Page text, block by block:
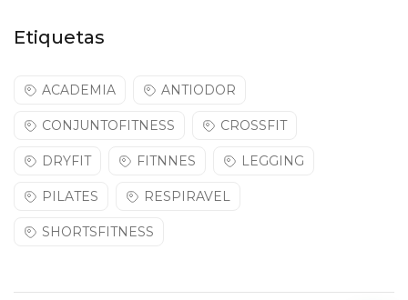
Etiquetas
ACADEMIA ANTIODOR
CONJUNTOFITNESS CROSSFIT
DRYFIT FITNNES LEGGING
PILATES RESPIRAVEL
SHORTSFITNESS